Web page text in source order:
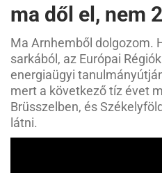
ma dől el, nem
Ma Arnhemből dolgozom.
sarkából, az Európai
energiaügyi
mert a következő tíz évet
Brüsszelben, és
látni.